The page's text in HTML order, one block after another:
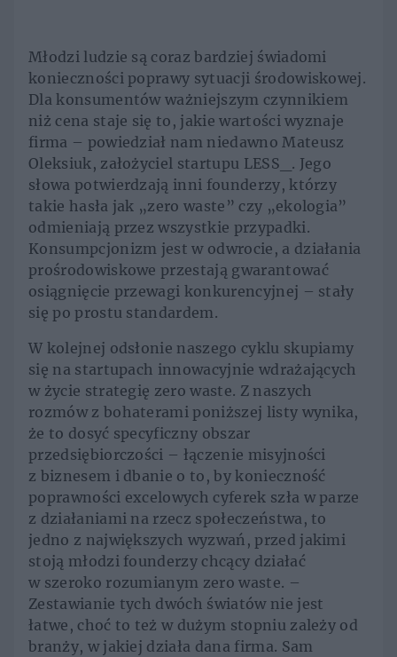
Młodzi ludzie są coraz bardziej świadomi
konieczności poprawy sytuacji środowiskowej.
Dla konsumentów ważniejszym czynnikiem
niż cena staje się to, jakie wartości wyznaje
firma – powiedział nam niedawno Mateusz
Oleksiuk, założyciel startupu LESS_. Jego
słowa potwierdzają inni founderzy, którzy
takie hasła jak „zero waste” czy „ekologia”
odmieniają przez wszystkie przypadki.
Konsumpcjonizm jest w odwrocie, a działania
prośrodowiskowe przestają gwarantować
osiągnięcie przewagi konkurencyjnej – stały
się po prostu standardem.
W kolejnej odsłonie naszego cyklu skupiamy
się na startupach innowacyjnie wdrażających
w życie strategię zero waste. Z naszych
rozmów z bohaterami poniższej listy wynika,
że to dosyć specyficzny obszar
przedsiębiorczości – łączenie misyjności
z biznesem i dbanie o to, by konieczność
poprawności excelowych cyferek szła w parze
z działaniami na rzecz społeczeństwa, to
jedno z największych wyzwań, przed jakimi
stoją młodzi founderzy chcący działać
w szeroko rozumianym zero waste. –
Zestawianie tych dwóch światów nie jest
łatwe, choć to też w dużym stopniu zależy od
branży, w jakiej działa dana firma. Sam